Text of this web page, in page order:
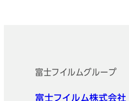
フッター富士フイルムグループ
富士フイルム株式会社